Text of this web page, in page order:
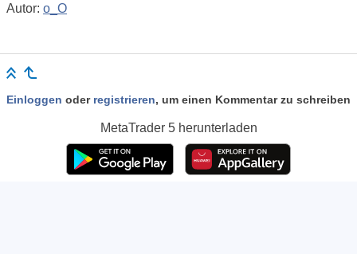
Autor: o_O
Einloggen oder registrieren, um einen Kommentar zu schreiben
MetaTrader 5herunterladen